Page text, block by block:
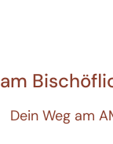
am
Dein Weg am